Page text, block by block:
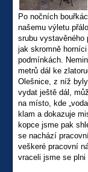
Po nočních
našemu výletu
srubu vystavěného
jak skromně
podmínkách.
metrů dál ke
Olešnice, z níž
vydat ještě dál,
na místo, kde
klam a dokazuje
kopce jsme pak
se nachází
veškeré pracovní
vraceli jsme se